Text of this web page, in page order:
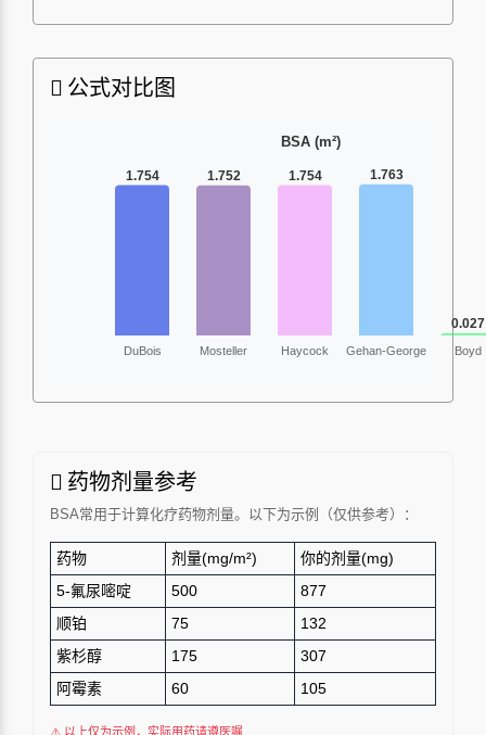
公式对比图
药物剂量参考
BSA常用于计算化疗药物剂量。以下为示例（仅供参考）：
药物 剂量(mg/m²)
你的剂量(mg)
5-氟尿嘧啶
500
877
顺铂
75
132
紫杉醇
175
307
阿霉素
60 105
⚠️ 以上仅为示例，实际用药请遵医嘱